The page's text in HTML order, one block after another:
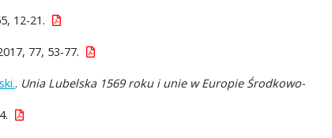
12-21.
77, 53-77.
. Unia Lubelska 1569 roku i unie w Europie Środkowo-